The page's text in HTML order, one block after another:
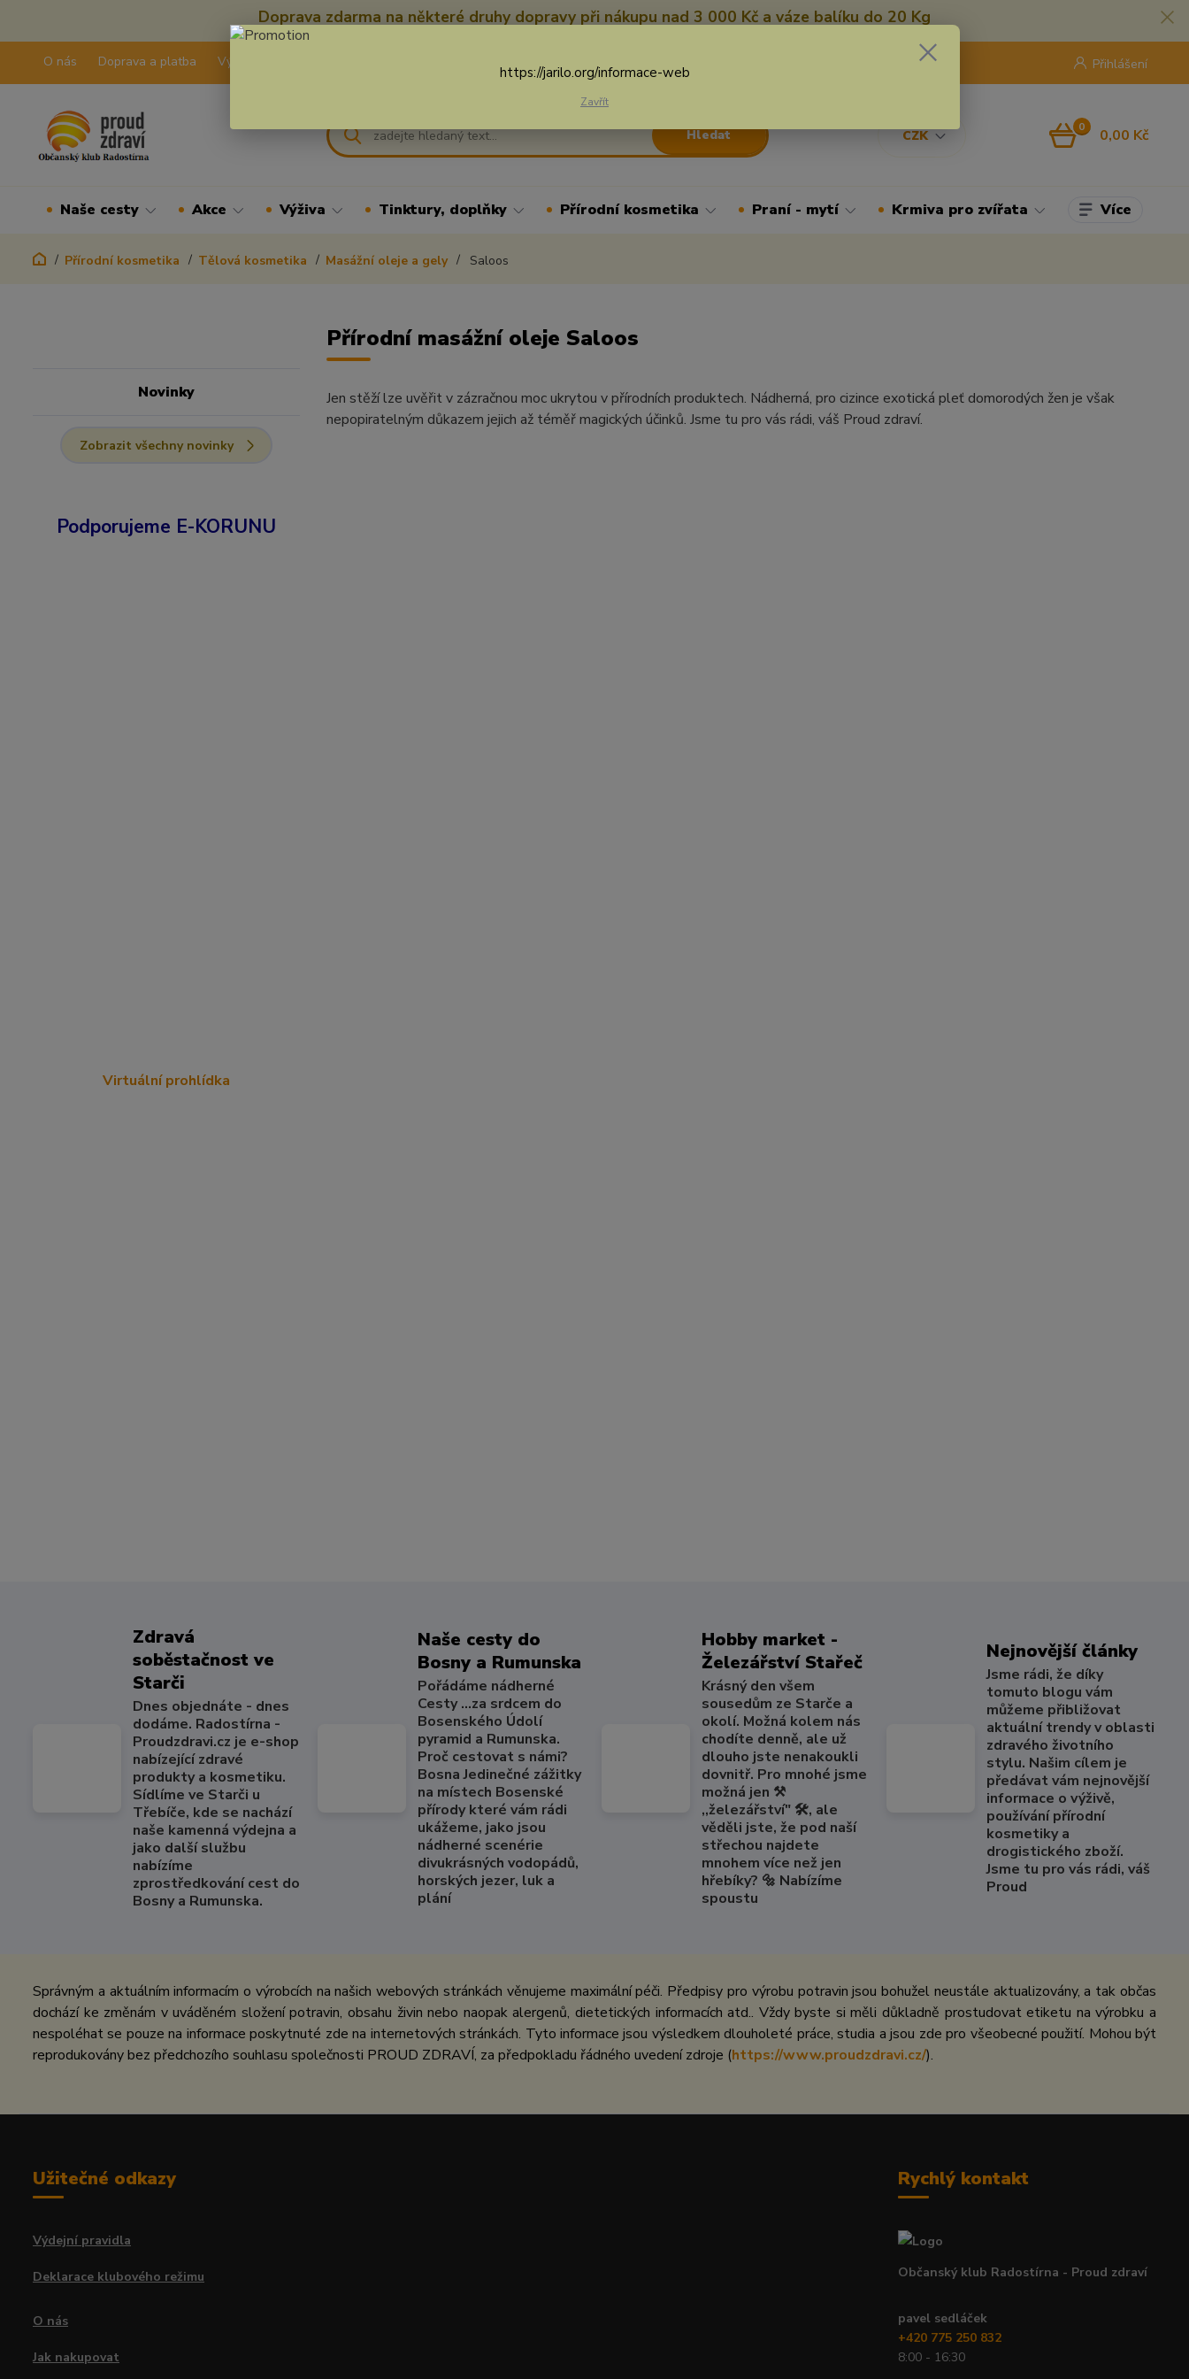
Doprava zdarma na některé druhy dopravy při nákupu nad 3 000 Kč a váze balíku do 20 Kg
O nás Doprava a platba Výdejní pravidla
CZK
Přihlášení
Hledat
8:00 - 16:30
0 0,00 Kč
Naše cesty Akce Výživa Tinktury, doplňky Přírodní kosmetika Praní - mytí Krmiva pro zvířata Více
Přírodní kosmetika Tělová kosmetika Masážní oleje a gely Saloos
Přírodní masážní oleje Saloos
Jen stěží lze uvěřit v zázračnou moc ukrytou v přírodních produktech. Nádherná, pro cizince exotická pleť domorodých žen je však
nepopiratelným důkazem jejich až téměř magických účinků. Jsme tu pro vás rádi, váš Proud zdraví.
Novinky
Zobrazit všechny novinky
Podporujeme E-KORUNU
Virtuální prohlídka
Zdravá
soběstačnost ve
Starči
Dnes objednáte - dnes
dodáme. Radostírna -
Proudzdravi.cz je e-shop
nabízející zdravé
produkty a kosmetiku.
Sídlíme ve Starči u
Třebíče, kde se nachází
naše kamenná výdejna a
jako další službu
nabízíme
zprostředkování cest do
Bosny a Rumunska.
Naše cesty do
Bosny a Rumunska
Pořádáme nádherné
Cesty ...za srdcem do
Bosenského Údolí
pyramid a Rumunska.
Proč cestovat s námi?
Bosna Jedinečné zážitky
na místech Bosenské
přírody které vám rádi
ukážeme, jako jsou
nádherné scenérie
divukrásných vodopádů,
horských jezer, luk a
plání
Hobby market -
Železářství Stařeč
Krásný den všem
sousedům ze Starče a
okolí. Možná kolem nás
chodíte denně, ale už
dlouho jste nenakoukli
dovnitř. Pro mnohé jsme
možná jen ⚒️
,,železářství" 🛠️, ale
věděli jste, že pod naší
střechou najdete
mnohem více než jen
hřebíky? 🔩 Nabízíme
spoustu
Nejnovější články
Jsme rádi, že díky
tomuto blogu vám
můžeme přibližovat
aktuální trendy v oblasti
zdravého životního
stylu. Našim cílem je
předávat vám nejnovější
informace o výživě,
používání přírodní
kosmetiky a
drogistického zboží.
Jsme tu pro vás rádi, váš
Proud
Správným a aktuálním informacím o výrobcích na našich webových stránkách věnujeme maximální péči. Předpisy pro výrobu potravin jsou bohužel neustále aktualizovány, a tak občas
dochází ke změnám v uváděném složení potravin, obsahu živin nebo naopak alergenů, dietetických informacích atd.. Vždy byste si měli důkladně prostudovat etiketu na výrobku a
nespoléhat se pouze na informace poskytnuté zde na internetových stránkách. Tyto informace jsou výsledkem dlouholeté práce, studia a jsou zde pro všeobecné použití. Mohou být
reprodukovány bez předchozího souhlasu společnosti PROUD ZDRAVÍ, za předpokladu řádného uvedení zdroje (https://www.proudzdravi.cz/).
Užitečné odkazy
Výdejní pravidla
Deklarace klubového režimu
O nás
Jak nakupovat
Rychlý kontakt
Občanský klub Radostírna - Proud zdraví
pavel sedláček
+420 775 250 832
8:00 - 16:30
https://jarilo.org/informace-web
Zavřít